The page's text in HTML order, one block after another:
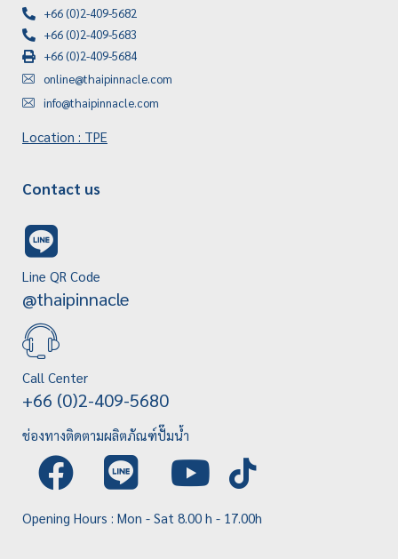
+66 (0)2-409-5682
+66 (0)2-409-5683
+66 (0)2-409-5684
online@thaipinnacle.com
info@thaipinnacle.com
Location : TPE
Contact us
Line QR Code
@thaipinnacle
Call Center
+66 (0)2-409-5680
ช่องทางติดตามผลิตภัณฑ์ปั๊มน้ำ
Opening Hours : Mon - Sat 8.00 h - 17.00h